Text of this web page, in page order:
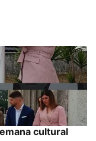
cultural